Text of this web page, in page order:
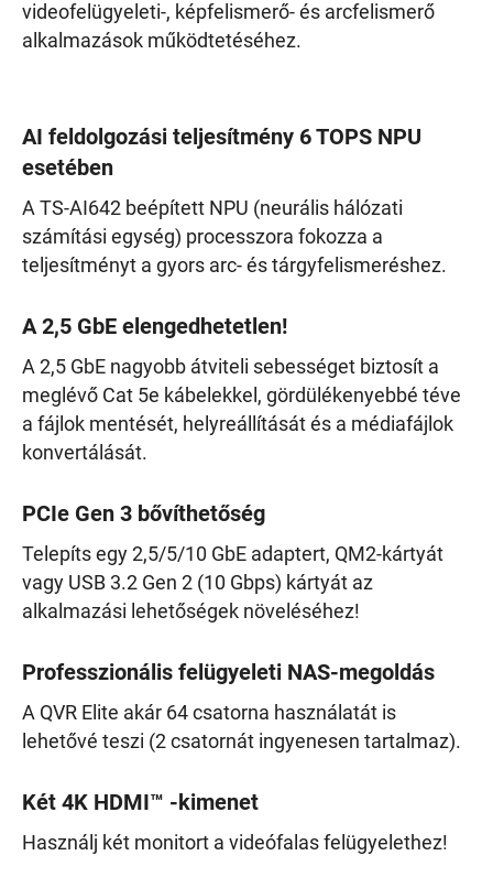
videofelügyeleti-, képfelismerő- és arcfelismerő
alkalmazások működtetéséhez.
AI feldolgozási teljesítmény 6 TOPS NPU
esetében
A TS-AI642 beépített NPU (neurális hálózati
számítási egység) processzora fokozza a
teljesítményt a gyors arc- és tárgyfelismeréshez.
A 2,5 GbE elengedhetetlen!
A 2,5 GbE nagyobb átviteli sebességet biztosít a
meglévő Cat 5e kábelekkel, gördülékenyebbé téve
a fájlok mentését, helyreállítását és a médiafájlok
konvertálását.
PCIe Gen 3 bővíthetőség
Telepíts egy 2,5/5/10 GbE adaptert, QM2-kártyát
vagy USB 3.2 Gen 2 (10 Gbps) kártyát az
alkalmazási lehetőségek növeléséhez!
Professzionális felügyeleti NAS-megoldás
A QVR Elite akár 64 csatorna használatát is
lehetővé teszi (2 csatornát ingyenesen tartalmaz).
Két 4K HDMI™ -kimenet
Használj két monitort a videófalas felügyelethez!